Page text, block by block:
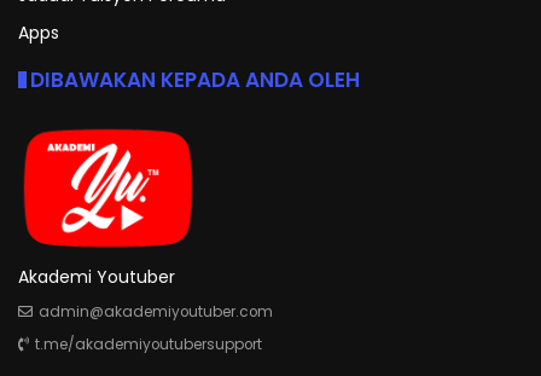
Apps
DIBAWAKAN KEPADA ANDA OLEH
Akademi Youtuber
admin@akademiyoutuber.com
t.me/akademiyoutubersupport